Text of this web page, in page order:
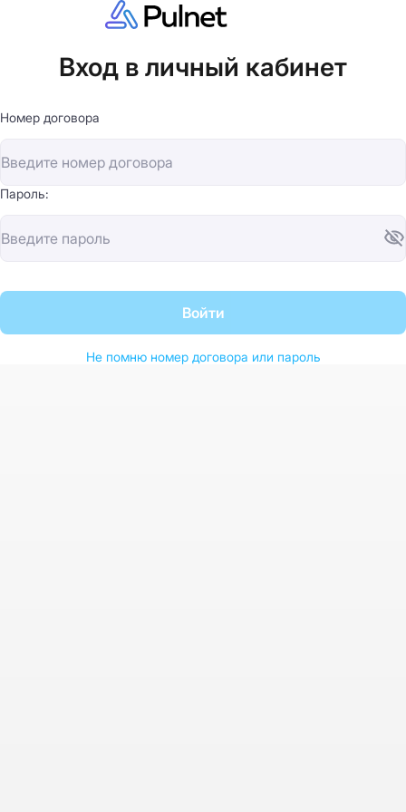
Вход в личный кабинет
Номер договора
Пароль:
Войти
Не помню номер договора или пароль